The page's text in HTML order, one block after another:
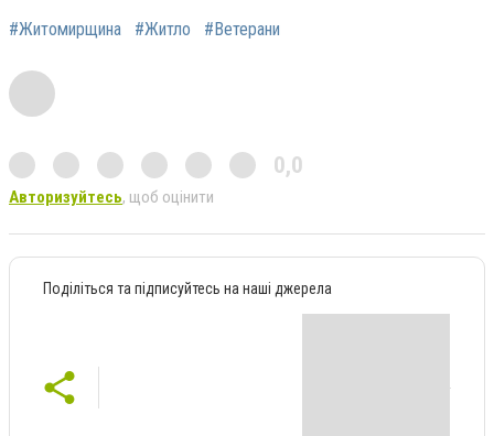
#Житомирщина #Житло #Ветерани
0,0
Авторизуйтесь, щоб оцінити
Поділіться та підписуйтесь на наші джерела